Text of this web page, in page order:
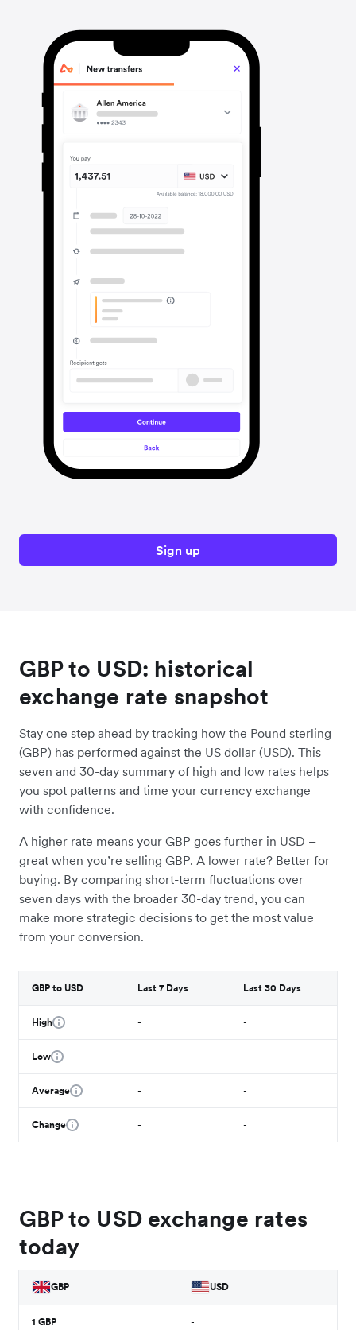
Sign up
GBP to USD: historical
exchange rate snapshot
Stay one step ahead by tracking how the Pound sterling
(GBP) has performed against the US dollar (USD). This
seven and 30-day summary of high and low rates helps
you spot patterns and time your currency exchange
with confidence.
A higher rate means your GBP goes further in USD –
great when you’re selling GBP. A lower rate? Better for
buying. By comparing short-term fluctuations over
seven days with the broader 30-day trend, you can
make more strategic decisions to get the most value
from your conversion.
GBP to USD Last 7 Days Last 30 Days
High - -
Low - -
Average - -
Change - -
GBP to USD exchange rates
today
GBP USD
1 GBP -